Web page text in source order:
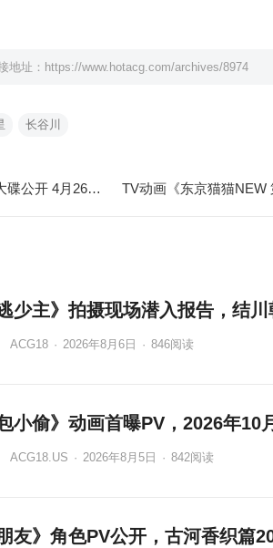
地址： https://www.hotacg.com/archives/8974
长谷川
《尼尔：机械纪元 》动画版原声大碟公开 4月26日发售
逃少主》拍摄现场潜入报告，结
ACG18 · 2026年8月6日 · 846阅读
包小偷》动画首曝PV，2026年10
ACG18.US · 2026年8月5日 · 842阅读
朋友》角色PV公开，古河香织篇